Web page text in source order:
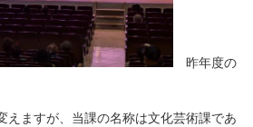
昨年度の
えますが、当課の名称は文化芸術課であ